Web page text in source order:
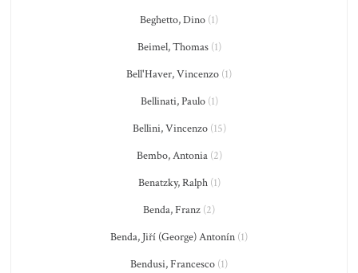
Beghetto, Dino (1)
Beimel, Thomas(1)
Bell'Haver, Vincenzo (1)
Bellinati, Paulo(1)
Bellini, Vincenzo(15)
Bembo, Antonia(2)
Benatzky, Ralph(1)
Benda, Franz (2)
Benda, Jiří (George) Antonín (1)
Bendusi, Francesco (1)